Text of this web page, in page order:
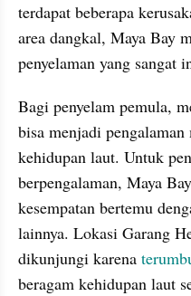
terdapat beberapa
area dangkal, Maya Bay
penyelaman yang sangat
Bagi penyelam pemula,
bisa menjadi
kehidupan laut. Untuk
berpengalaman, Maya
kesempatan bertemu
lainnya. Lokasi Garang
dikunjungi karena
beragam kehidupan laut